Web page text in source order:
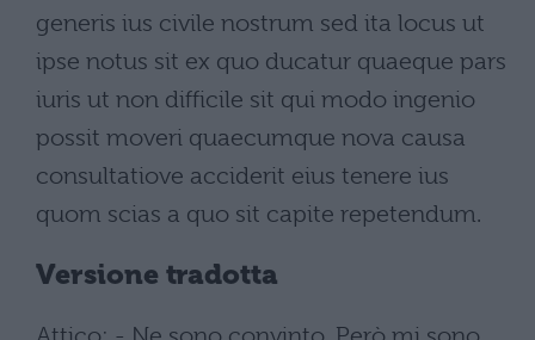
generis ius civile nostrum sed ita locus ut
ipse notus sit ex quo ducatur quaeque pars
iuris ut non difficile sit qui modo ingenio
possit moveri quaecumque nova causa
consultatiove acciderit eius tenere ius
quom scias a quo sit capite repetendum.
Versione tradotta